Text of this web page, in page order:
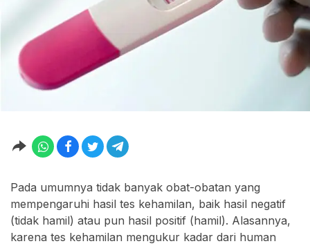
Pada umumnya tidak banyak obat-obatan yang
mempengaruhi hasil tes kehamilan, baik hasil negatif
(tidak hamil) atau pun hasil positif (hamil). Alasannya,
karena tes kehamilan mengukur kadar dari human